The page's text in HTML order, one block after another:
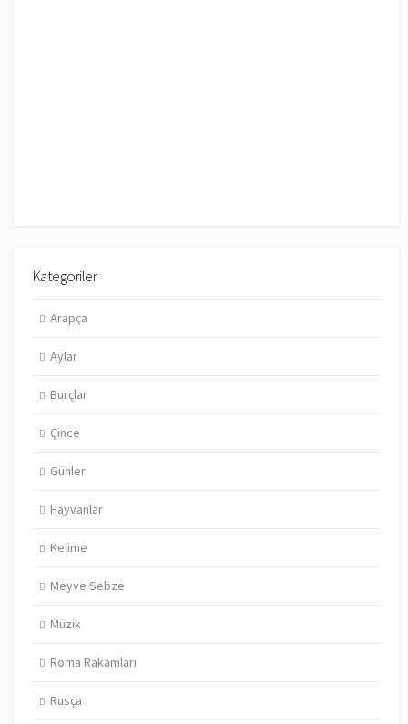
Kategoriler
Arapça
Aylar
Burçlar
Çince
Günler
Hayvanlar
Kelime
Meyve Sebze
Müzik
Roma Rakamları
Rusça